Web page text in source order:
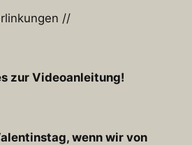
//
zur Videoanleitung!
wenn wir von